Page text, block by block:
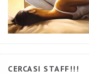
CERCASI STAFF!!!